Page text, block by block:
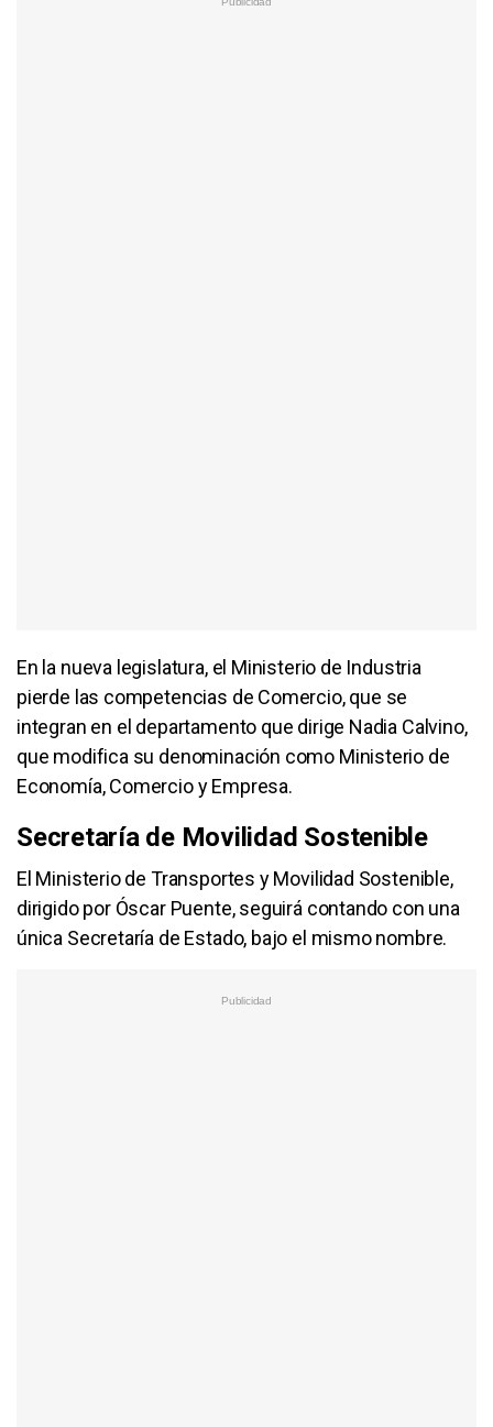
En la nueva legislatura, el Ministerio de Industria
pierde las competencias de Comercio, que se
integran en el departamento que dirige Nadia Calvino,
que modifica su denominación como Ministerio de
Economía, Comercio y Empresa.
Secretaría de Movilidad Sostenible
El Ministerio de Transportes y Movilidad Sostenible,
dirigido por Óscar Puente, seguirá contando con una
única Secretaría de Estado, bajo el mismo nombre.